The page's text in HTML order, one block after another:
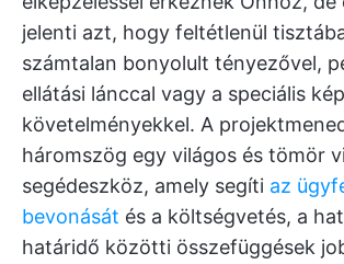
jelenti azt, hogy feltétlenül
számtalan bonyolult tényezővel,
ellátási lánccal vagy a speciális
követelményekkel. A
háromszög egy világos és tömör
segédeszköz, amely segíti az
bevonását és a költségvetés, a
határidő közötti összefüggések